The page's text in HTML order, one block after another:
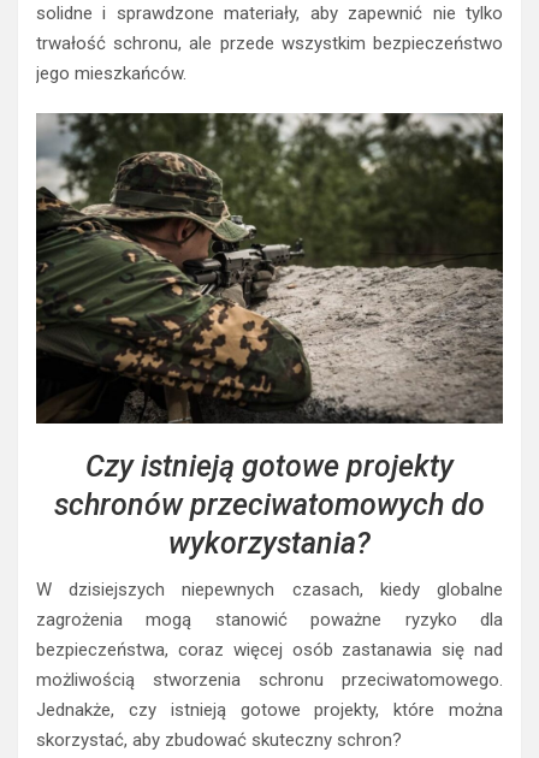
solidne i sprawdzone materiały, aby zapewnić nie tylko
trwałość schronu, ale przede wszystkim bezpieczeństwo
jego mieszkańców.
Czy istnieją gotowe projekty
schronów przeciwatomowych do
wykorzystania?
W dzisiejszych niepewnych czasach, kiedy globalne
zagrożenia mogą stanowić poważne ryzyko dla
bezpieczeństwa, coraz więcej osób zastanawia się nad
możliwością stworzenia schronu przeciwatomowego.
Jednakże, czy istnieją gotowe projekty, które można
skorzystać, aby zbudować skuteczny schron?